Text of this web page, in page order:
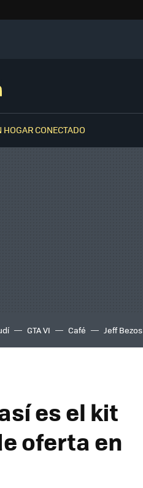
HOGAR CONECTADO
GTA VI Café Jeff Bezos
es el kit
oferta en